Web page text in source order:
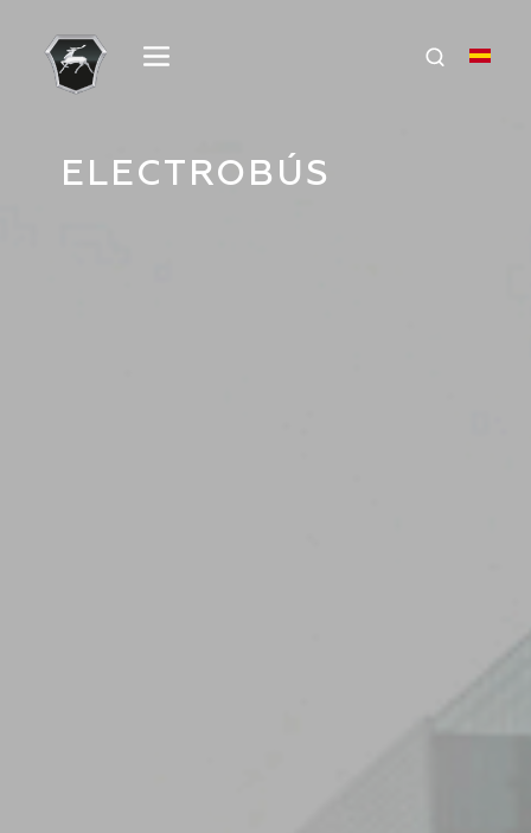
ELECTROBÚS